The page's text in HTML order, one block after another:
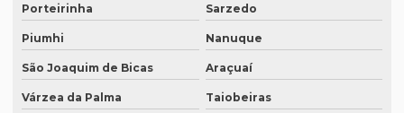
Empresas especializadas em tradução
Empresas que fazem tradução
Empresas que fazem tradução juramentada
Porteirinha Sarzedo
Piumhi Nanuque
São Joaquim de Bicas Araçuaí
Várzea da Palma Taiobeiras